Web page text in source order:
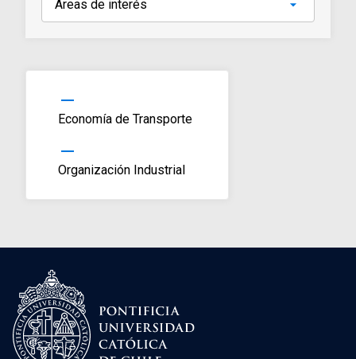
horizontal_rule
Economía de Transporte
horizontal_rule
Organización Industrial